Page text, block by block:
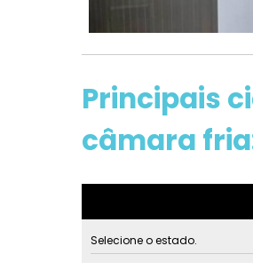
Principais
câmara
Selecione o estado.